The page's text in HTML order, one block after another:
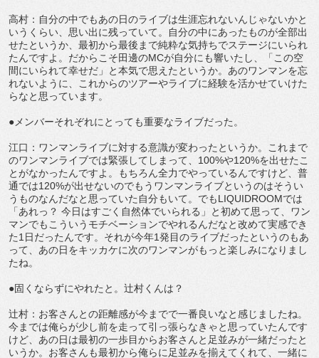
高村：自分の中でもあの日のライブは生涯忘れないんじゃないかと
いうくらい、思い出に残っていて。自分の中にあったものが全部出
せたというか、最初から最後まで純粋な気持ちでステージにいられ
たんですよ。だからこそ田邊のMCが自分にも響いたし、「この空
間にいられて幸せだ」と本気で思えたというか。あのワンマンを忘
れないように、これからのツアーやライブに経験を活かせていけた
らなと思っています。
●メンバーそれぞれにとっても重要なライブだった。
江口：ワンマンライブに対する意識が変わったというか。これまで
のワンマンライブでは緊張してしまって、100%や120%を出せたこ
とがなかったんですよ。もちろん全力でやっているんですけど、普
通では120%が出せないのでもうワンマンライブというのはそうい
うものなんだなと思っていた自分もいて。でもLIQUIDROOMでは
「あれっ？ 今日はすごく自然体でいられる」と初めて思って、ワン
マンでもこういうモチベーションでやれるんだなと改めて実感でき
た1日だったんです。それが今年1発目のライブだったというのもあ
って、あの日をキッカケに次のワンマンがもっと楽しみになりまし
たね。
●固くならずにやれたと。辻村くんは？
辻村：お客さんとの距離感が今までで一番良いなと感じましたね。
今までは俺らが少し前を走って引っ張らなきゃと思っていたんです
けど、あの日は最初の一歩目からお客さんと足並みが一緒だったと
いうか。お客さんも最初から俺らに足並みを揃えてくれて、一緒に